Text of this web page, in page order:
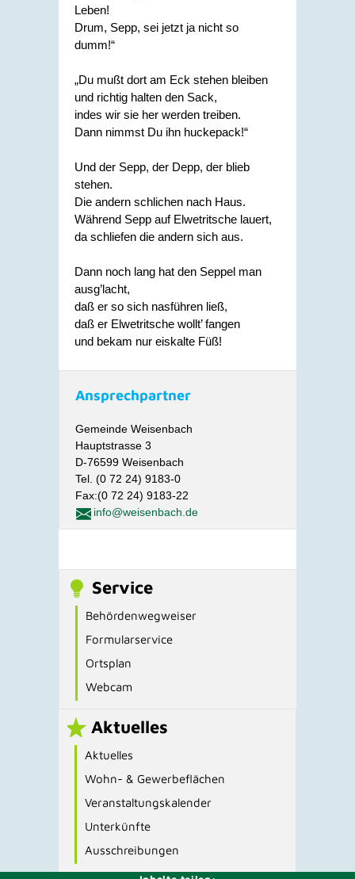
Leben!
Drum, Sepp, sei jetzt ja nicht so
dumm!“
„Du mußt dort am Eck stehen bleiben
und richtig halten den Sack,
indes wir sie her werden treiben.
Dann nimmst Du ihn huckepack!“
Und der Sepp, der Depp, der blieb
stehen.
Die andern schlichen nach Haus.
Während Sepp auf Elwetritsche lauert,
da schliefen die andern sich aus.
Dann noch lang hat den Seppel man
ausg’lacht,
daß er so sich nasführen ließ,
daß er Elwetritsche wollt’ fangen
und bekam nur eiskalte Füß!
Ansprechpartner
Gemeinde Weisenbach
Hauptstrasse 3
D-76599 Weisenbach
Tel. (0 72 24) 9183-0
Fax:(0 72 24) 9183-22
info@weisenbach.de
Service
Behördenwegweiser
Formularservice
Ortsplan
Webcam
Aktuelles
Aktuelles
Wohn- & Gewerbeflächen
Veranstaltungskalender
Unterkünfte
Ausschreibungen